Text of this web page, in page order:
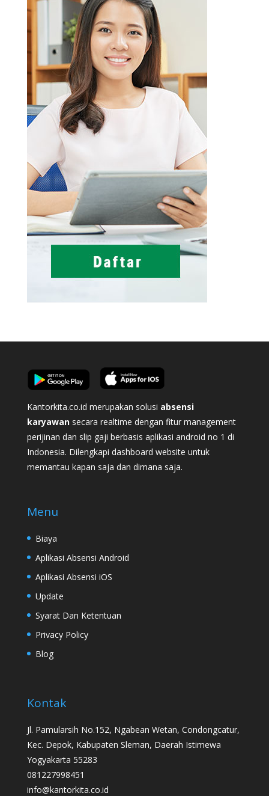
Kantorkita.co.id merupakan solusi absensi
karyawan secara realtime dengan fitur management
perijinan dan slip gaji berbasis aplikasi android no 1 di
Indonesia. Dilengkapi dashboard website untuk
memantau kapan saja dan dimana saja.
Menu
Biaya
Aplikasi Absensi Android
Aplikasi Absensi iOS
Update
Syarat Dan Ketentuan
Privacy Policy
Blog
Kontak
Jl. Pamularsih No.152, Ngabean Wetan, Condongcatur,
Kec. Depok, Kabupaten Sleman, Daerah Istimewa
Yogyakarta 55283
081227998451
info@kantorkita.co.id